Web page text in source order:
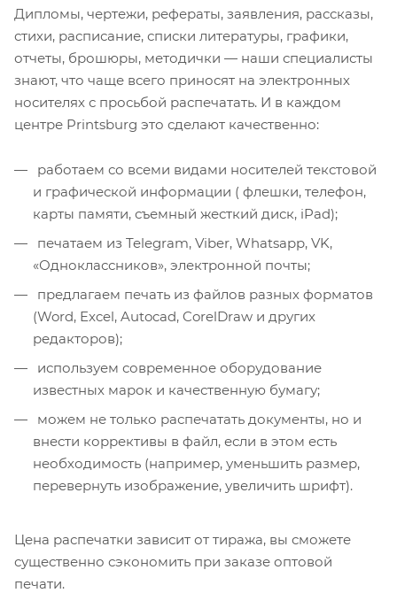
Дипломы, чертежи, рефераты, заявления, рассказы,
стихи, расписание, списки литературы, графики,
отчеты, брошюры, методички — наши специалисты
знают, что чаще всего приносят на электронных
носителях с просьбой распечатать. И в каждом
центре Printsburg это сделают качественно:
работаем со всеми видами носителей текстовой
и графической информации ( флешки, телефон,
карты памяти, съемный жесткий диск, iPad);
печатаем из Telegram, Viber, Whatsapp, VK,
«Одноклассников», электронной почты;
предлагаем печать из файлов разных форматов
(Word, Excel, Autocad, CorelDraw и других
редакторов);
используем современное оборудование
известных марок и качественную бумагу;
можем не только распечатать документы, но и
внести коррективы в файл, если в этом есть
необходимость (например, уменьшить размер,
перевернуть изображение, увеличить шрифт).
Цена распечатки зависит от тиража, вы сможете
существенно сэкономить при заказе оптовой
печати.